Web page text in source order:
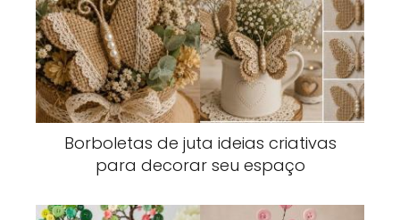
Borboletas de juta ideias criativas
para decorar seu espaço